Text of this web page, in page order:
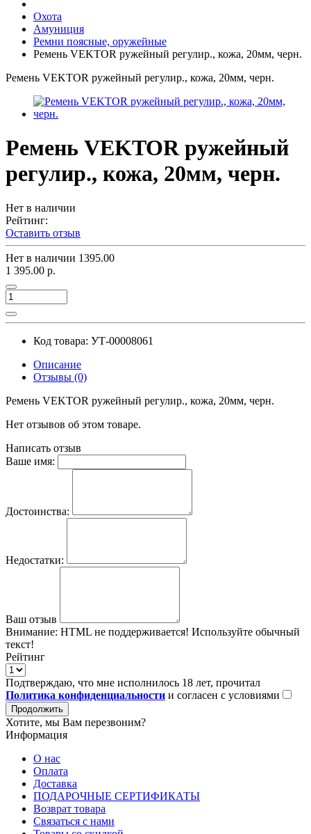
Охота
Амуниция
Ремни поясные, оружейные
Ремень VEKTOR ружейный регулир., кожа, 20мм, черн.
Ремень VEKTOR ружейный регулир., кожа, 20мм, черн.
Ремень VEKTOR ружейный
регулир., кожа, 20мм, черн.
Нет в наличии
Рейтинг:
Оставить отзыв
Нет в наличии 1395.00
1 395.00 р.
Код товара: УТ-00008061
Описание
Отзывы (0)
Ремень VEKTOR ружейный регулир., кожа, 20мм, черн.
Нет отзывов об этом товаре.
Написать отзыв
Ваше имя:
Достоинства:
Недостатки:
Ваш отзыв
Внимание: HTML не поддерживается! Используйте обычный
текст!
Рейтинг
Подтверждаю, что мне исполнилось 18 лет, прочитал
Политика конфиденциальности и согласен с условиями
Продолжить
Хотите, мы Вам перезвоним?
Информация
О нас
Оплата
Доставка
ПОДАРОЧНЫЕ СЕРТИФИКАТЫ
Возврат товара
Связаться с нами